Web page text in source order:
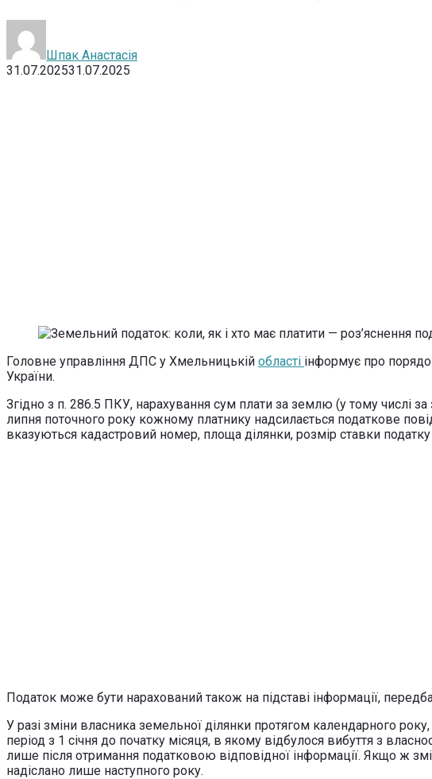
Шпак Анастасія
31.07.202531.07.2025
Головне управління ДПС у Хмельницькій області інформує про
України.
Згідно з п. 286.5 ПКУ, нарахування сум плати за землю (у тому числі
липня поточного року кожному платнику надсилається податкове
вказуються кадастровий номер, площа ділянки, розмір ставки податку
Податок може бути нарахований також на підставі інформації,
У разі зміни власника земельної ділянки протягом календарного
період з 1 січня до початку місяця, в якому відбулося вибуття з
лише після отримання податковою відповідної інформації. Якщо ж
надіслано лише наступного року.